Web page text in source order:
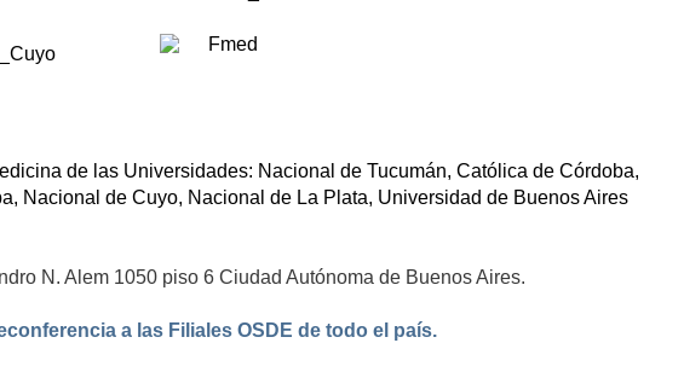
de las Universidades: Nacional de Tucumán, Católica de Córdoba,
Nacional de Cuyo, Nacional de La Plata, Universidad de Buenos Aires
N. Alem 1050 piso 6 Ciudad Autónoma de Buenos Aires.
a las Filiales OSDE de todo el país.